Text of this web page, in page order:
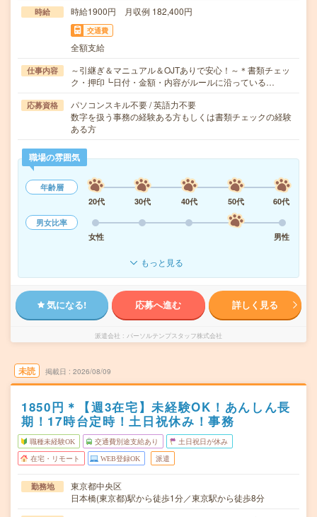
時給 時給1900円 月収例 182,400円
交通費
全額支給
仕事内容
～引継ぎ＆マニュアル＆OJTありで安心！～＊書類チェッ
ク・押印┗日付・金額・内容がルールに沿っている…
応募資格
パソコンスキル不要 / 英語力不要
数字を扱う事務の経験ある方もしくは書類チェックの経験
ある方
職場の雰囲気
年齢層
20代
30代 40代 50代
60代
男女比率
女性
男性
もっと見る
気になる! 応募へ進む 詳しく見る
派遣会社 パーソルテンプスタッフ株式会社
未読 掲載日 2026/08/09
1850円＊【週3在宅】未経験OK！あんしん長
期！17時台定時！土日祝休み！事務
職種未経験OK 交通費別途支給あり 土日祝日が休み
在宅・リモート WEB登録OK 派遣
勤務地
東京都中央区
日本橋(東京都)駅から徒歩1分／東京駅から徒歩8分